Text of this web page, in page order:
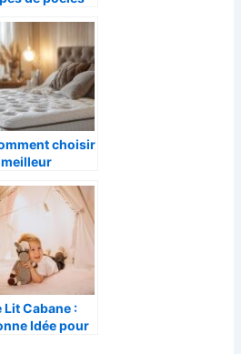
choisir
sommeil
Lit Cabane :
Idée pour